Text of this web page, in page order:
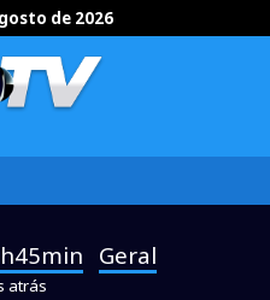
de 2026
Geral
atrás